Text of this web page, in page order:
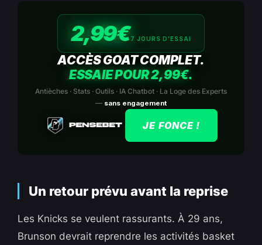
2,99€7 JOURS D’ESSAI
ACCÈS GOAT COMPLET.
ESSAIE POUR 2,99€.
Antièches · Stats · Outils · IA Chatbot · La Loge des Experts
— sans engagement
JE FONCE !
Un retour prévu avant la reprise
Les Knicks se veulent rassurants. À 29 ans,
Brunson devrait reprendre les activités basket